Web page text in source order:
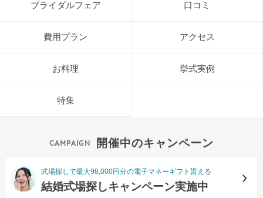
ブライダルフェア 口コミ
費用プラン アクセス
お料理 挙式実例
特集
開催中のキャンペーン
式場探しで最大98,000円分の電子マネーギフト貰える
結婚式場探しキャンペーン実施中